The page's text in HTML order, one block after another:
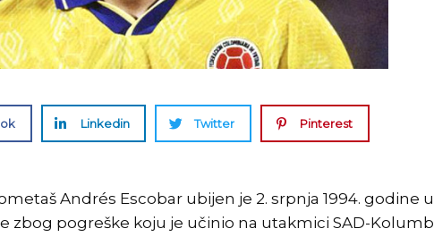
Linkedin Twitter Pinterest
Andrés Escobar ubijen je 2. srpnja 1994. godine u
zbog pogreške koju je učinio na utakmici SAD-